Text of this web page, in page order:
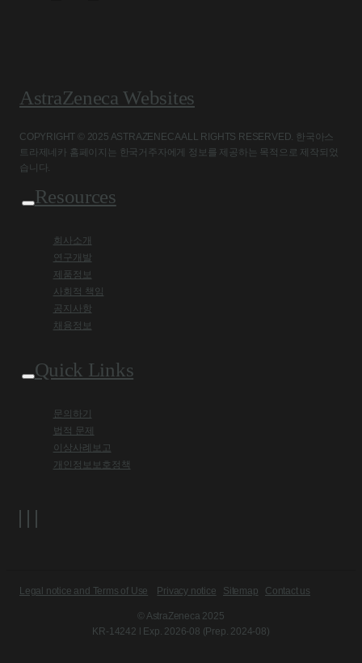
AstraZeneca Websites
COPYRIGHT © 2025 ASTRAZENECA ALL RIGHTS RESERVED. 한국아스
트라제네카 홈페이지는 한국거주자에게 정보를 제공하는 목적으로 제작되었
습니다.
Resources
회사소개
연구개발
제품정보
사회적 책임
공지사항
채용정보
Quick Links
문의하기
법적 문제
이상사례보고
개인정보보호정책
Legal notice and Terms of Use Privacy notice Sitemap Contact us
© AstraZeneca 2025
KR-14242 l Exp. 2026-08 (Prep. 2024-08)